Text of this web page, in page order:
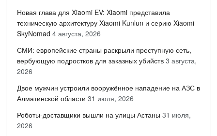
Новая глава для Xiaomi EV: Xiaomi представила
техническую архитектуру Xiaomi Kunlun и серию Xiaomi
SkyNomad 4 августа, 2026
СМИ: европейские страны раскрыли преступную сеть,
вербующую подростков для заказных убийств 3 августа,
2026
Двое мужчин устроили вооружённое нападение на АЗС в
Алматинской области 31 июля, 2026
Роботы-доставщики вышли на улицы Астаны 31 июля,
2026